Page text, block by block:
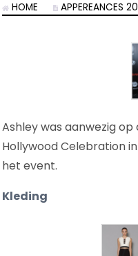
HOME APPEREANCES
Ashley was aanwezig op
Hollywood Celebration in
het event.
Kleding